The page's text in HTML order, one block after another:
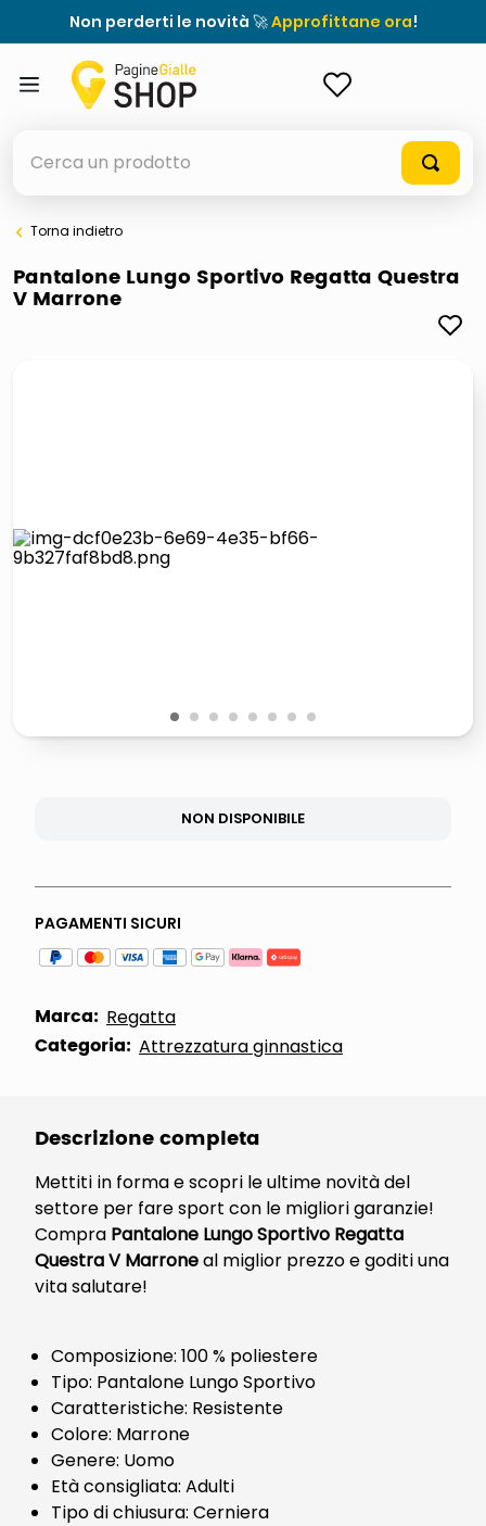
Non perderti le novità 🚀Approfittane ora!
elenchi telefonici
orologio parete
pattumiera raccolta differenziata
Torna indietro
Pantalone Lungo Sportivo Regatta Questra
V Marrone
1 2 3 4 5 6 7 8
NON DISPONIBILE
PAGAMENTI SICURI
Marca: Regatta
Categoria: Attrezzatura ginnastica
Descrizione completa
Mettiti in forma e scopri le ultime novità del
settore per fare sport con le migliori garanzie!
Compra Pantalone Lungo Sportivo Regatta
Questra V Marroneal miglior prezzo e goditi una
vita salutare!
Composizione: 100 % poliestere
Tipo: Pantalone Lungo Sportivo
Caratteristiche: Resistente
Colore: Marrone
Genere: Uomo
Età consigliata: Adulti
Tipo di chiusura: Cerniera